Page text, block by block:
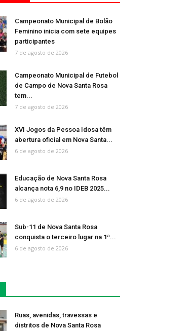
Campeonato Municipal de Bolão
Feminino inicia com sete equipes
participantes
7 de agosto de 2026
Campeonato Municipal de Futebol
de Campo de Nova Santa Rosa
tem...
7 de agosto de 2026
XVI Jogos da Pessoa Idosa têm
abertura oficial em Nova Santa...
6 de agosto de 2026
Educação de Nova Santa Rosa
alcança nota 6,9 no IDEB 2025...
6 de agosto de 2026
Sub-11 de Nova Santa Rosa
conquista o terceiro lugar na 1ª...
6 de agosto de 2026
Ruas, avenidas, travessas e
distritos de Nova Santa Rosa